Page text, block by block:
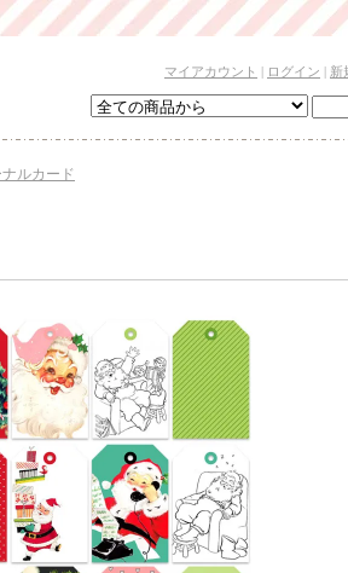
マイアカウント | ログイン | 新
ルカード